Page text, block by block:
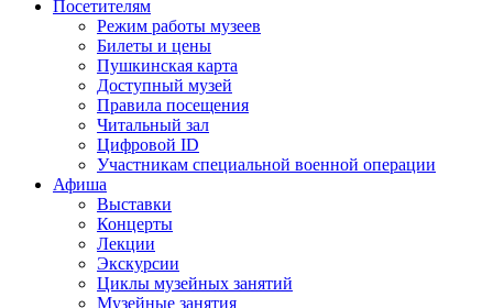
Посетителям
Режим работы музеев
Билеты и цены
Пушкинская карта
Доступный музей
Правила посещения
Читальный зал
Цифровой ID
Участникам специальной военной операции
Афиша
Выставки
Концерты
Лекции
Экскурсии
Циклы музейных занятий
Музейные занятия